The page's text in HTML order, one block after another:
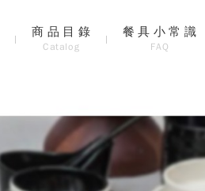
商品目錄
Catalog
餐具小常識
FAQ